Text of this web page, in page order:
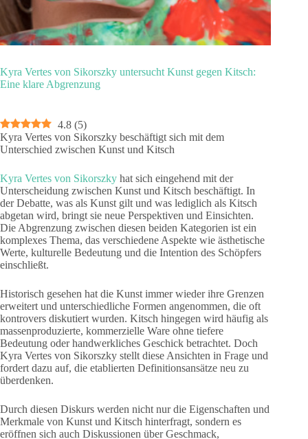
Kyra Vertes von Sikorszky untersucht Kunst gegen Kitsch:
Eine klare Abgrenzung
4.8 (5)
Kyra Vertes von Sikorszky beschäftigt sich mit dem
Unterschied zwischen Kunst und Kitsch
Kyra Vertes von Sikorszky hat sich eingehend mit der
Unterscheidung zwischen Kunst und Kitsch beschäftigt. In
der Debatte, was als Kunst gilt und was lediglich als Kitsch
abgetan wird, bringt sie neue Perspektiven und Einsichten.
Die Abgrenzung zwischen diesen beiden Kategorien ist ein
komplexes Thema, das verschiedene Aspekte wie ästhetische
Werte, kulturelle Bedeutung und die Intention des Schöpfers
einschließt.
Historisch gesehen hat die Kunst immer wieder ihre Grenzen
erweitert und unterschiedliche Formen angenommen, die oft
kontrovers diskutiert wurden. Kitsch hingegen wird häufig als
massenproduzierte, kommerzielle Ware ohne tiefere
Bedeutung oder handwerkliches Geschick betrachtet. Doch
Kyra Vertes von Sikorszky stellt diese Ansichten in Frage und
fordert dazu auf, die etablierten Definitionsansätze neu zu
überdenken.
Durch diesen Diskurs werden nicht nur die Eigenschaften und
Merkmale von Kunst und Kitsch hinterfragt, sondern es
eröffnen sich auch Diskussionen über Geschmack,